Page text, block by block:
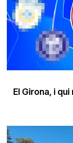
El Girona, i